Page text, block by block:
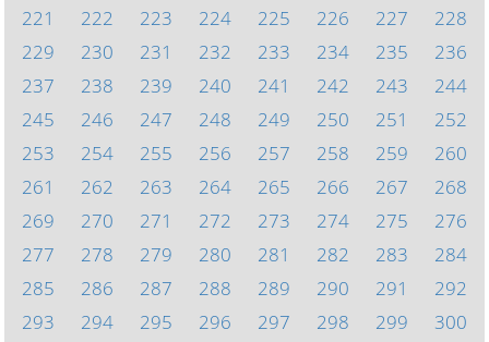
221
222 223 224 225 226 227
228
229
230 231 232 233 234 235
236
237
238 239 240 241 242 243
244
245
246 247 248 249 250 251
252
253
254 255 256 257 258 259
260
261
262 263 264 265 266 267
268
269
270 271 272 273 274 275
276
277
278 279 280 281 282 283
284
285
286 287 288 289 290 291
292
293
294 295 296 297 298 299
300